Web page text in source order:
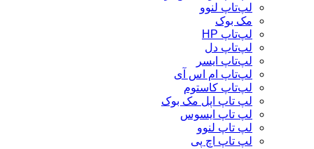
لپ‌تاپ لنوو
مک بوک
لپ‌تاپ HP
لپ‌تاپ دل
لپ‌تاپ ایسر
لپ‌تاپ ام اس آی
لپ‌تاپ کاستوم
لپ تاپ اپل مک بوک
لپ تاپ ایسوس
لپ تاپ لنوو
لپ تاپ اچ پی